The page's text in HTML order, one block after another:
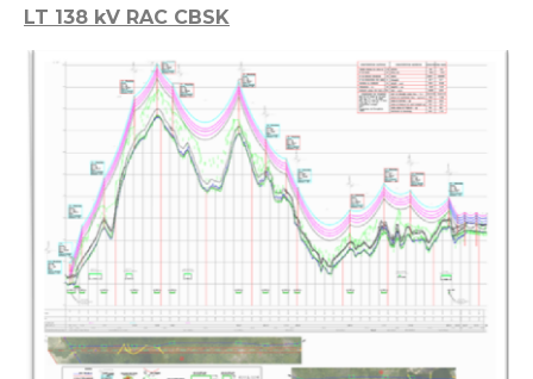
LT 138 kV RAC CBSK